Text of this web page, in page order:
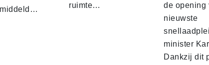
ruimte…
de opening
nieuwste
minister
Dankzij dit